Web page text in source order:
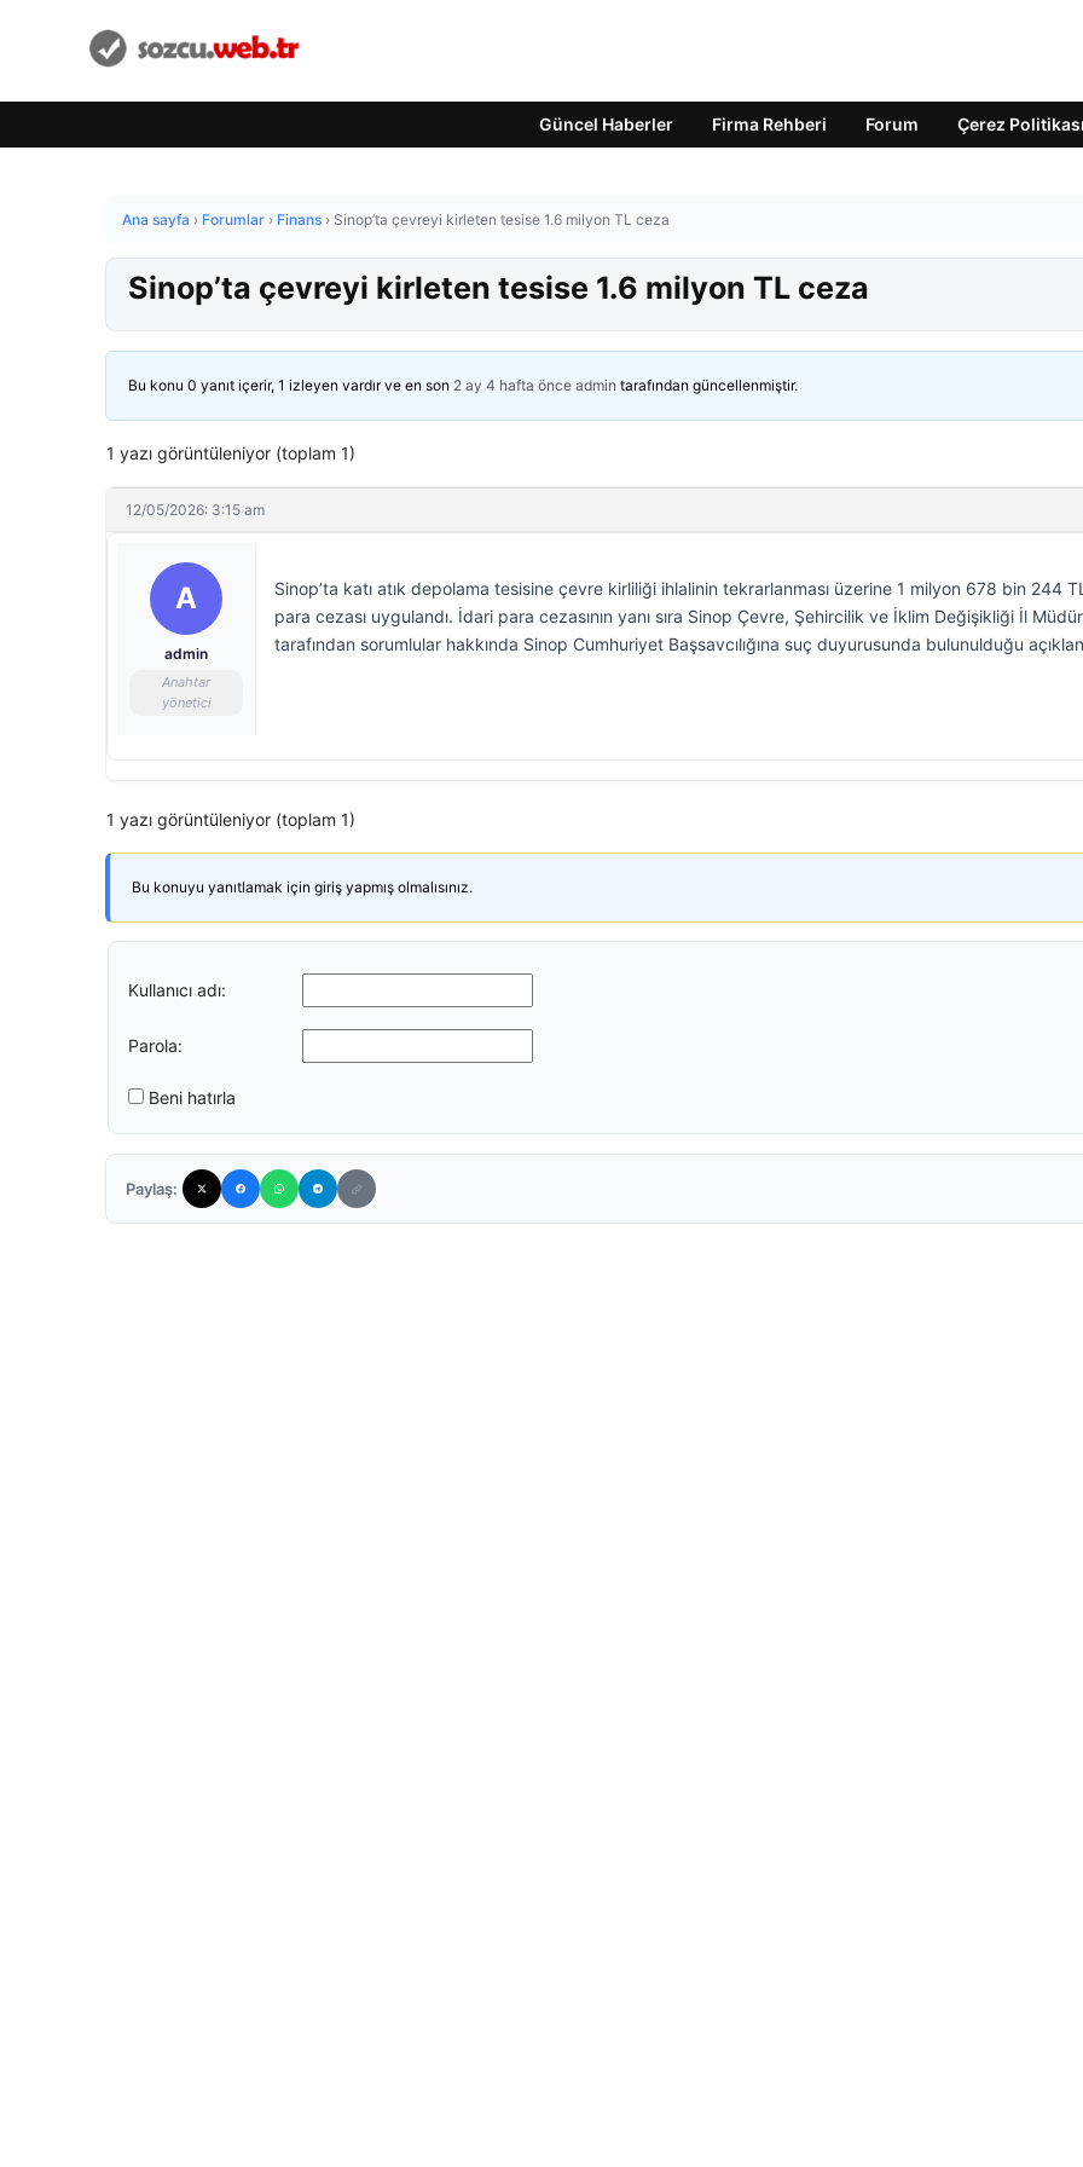
Güncel Haberler Firma Rehberi Forum Çerez Politikası
Ana sayfa › Forumlar › Finans › Sinop’ta çevreyi kirleten tesise 1.6 milyon TL ceza
Sinop’ta çevreyi kirleten tesise 1.6 milyon TL ceza
Bu konu 0 yanıt içerir, 1 izleyen vardır ve en son 2 ay 4 hafta önce admin tarafından güncellenmiştir.
1 yazı görüntüleniyor (toplam 1)
12/05/2026: 3:15 am
A
admin
Anahtar
yönetici
Sinop’ta katı atık depolama tesisine çevre kirliliği ihlalinin tekrarlanması üzerine 1 milyon 678 bin 244
para cezası uygulandı. İdari para cezasının yanı sıra Sinop Çevre, Şehircilik ve İklim Değişikliği İl
tarafından sorumlular hakkında Sinop Cumhuriyet Başsavcılığına suç duyurusunda bulunulduğu
1 yazı görüntüleniyor (toplam 1)
Bu konuyu yanıtlamak için giriş yapmış olmalısınız.
Kullanıcı adı:
Parola:
Beni hatırla
Paylaş: